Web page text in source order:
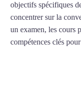
objectifs spécifiques
concentrer sur la
un examen, les cours
compétences clés